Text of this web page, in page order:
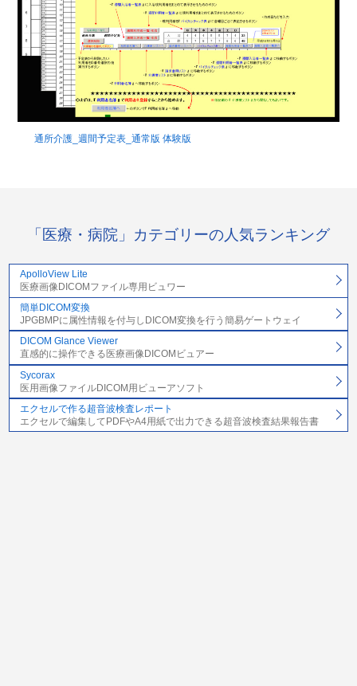
通所介護_週間予定表_通常版 体験版
「医療・病院」カテゴリーの人気ランキング
ApolloView Lite
医療画像DICOMファイル専用ビュワー
簡単DICOM変換
JPGBMPに属性情報を付与しDICOM変換を行う簡易ゲートウェイ
DICOM Glance Viewer
直感的に操作できる医療画像DICOMビュアー
Sycorax
医用画像ファイルDICOM用ビューアソフト
エクセルで作る超音波検査レポート
エクセルで編集してPDFやA4用紙で出力できる超音波検査結果報告書